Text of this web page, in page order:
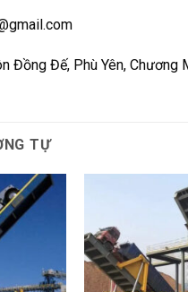
Đồng Đế, Phù Yên, Chương
TỰ